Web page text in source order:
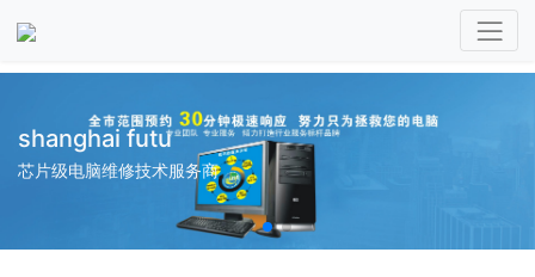
shanghai futu
芯片级电脑维修技术服务商